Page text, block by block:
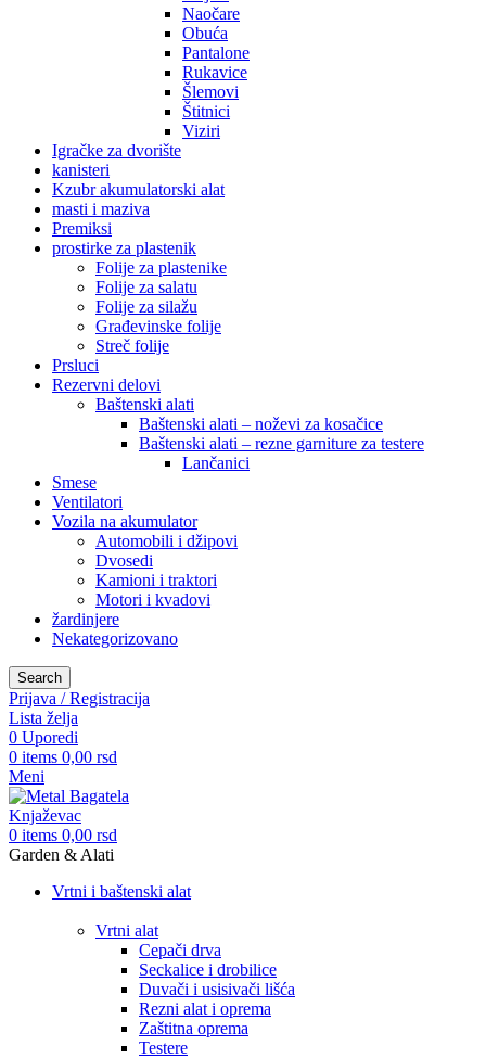
Naočare
Obuća
Pantalone
Rukavice
Šlemovi
Štitnici
Viziri
Igračke za dvorište
kanisteri
Kzubr akumulatorski alat
masti i maziva
Premiksi
prostirke za plastenik
Folije za plastenike
Folije za salatu
Folije za silažu
Građevinske folije
Streč folije
Prsluci
Rezervni delovi
Baštenski alati
Baštenski alati – noževi za kosačice
Baštenski alati – rezne garniture za testere
Lančanici
Smese
Ventilatori
Vozila na akumulator
Automobili i džipovi
Dvosedi
Kamioni i traktori
Motori i kvadovi
žardinjere
Nekategorizovano
Search
Prijava / Registracija
Lista želja
0 Uporedi
0 items 0,00 rsd
Meni
0 items 0,00 rsd
Garden & Alati
Vrtni i baštenski alat
Vrtni alat
Cepači drva
Seckalice i drobilice
Duvači i usisivači lišća
Rezni alat i oprema
Zaštitna oprema
Testere